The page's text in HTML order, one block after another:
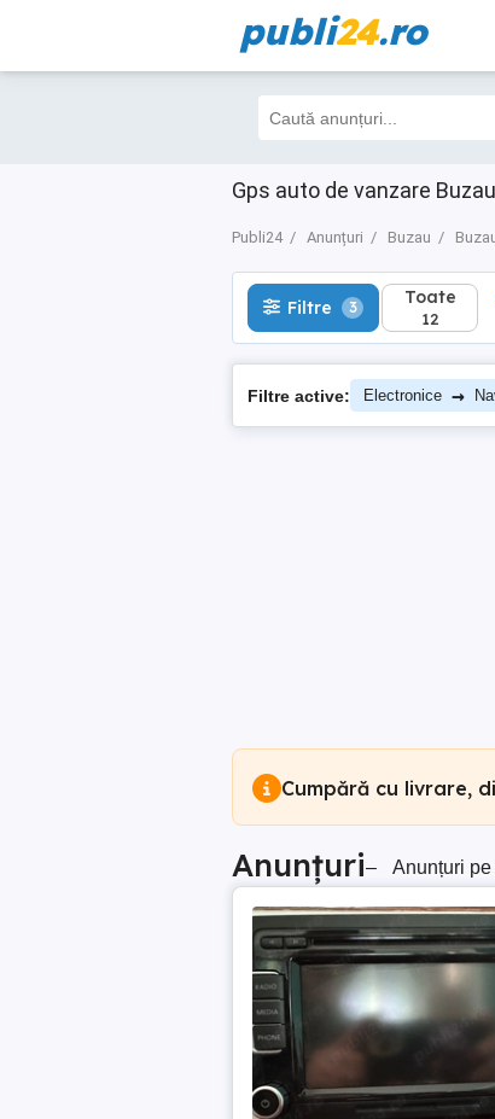
publi24.ro
Gps auto de vanzare
Publi24 Anunțuri Buzau
Filtre 3 Toate
12
Filtre 3 Toate
12
Filtre active: Electronice →
Cumpără cu livrare,
Anunțuri– Anunțuri